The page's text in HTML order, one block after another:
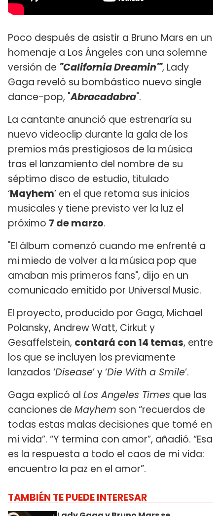
Poco después de asistir a Bruno Mars en un
homenaje a Los Ángeles con una solemne
versión de "California Dreamin'", Lady
Gaga reveló su bombástico nuevo single
dance-pop, "Abracadabra".
La cantante anunció que estrenaría su
nuevo videoclip durante la gala de los
premios más prestigiosos de la música
tras el lanzamiento del nombre de su
séptimo disco de estudio, titulado
‘Mayhem’ en el que retoma sus inicios
musicales y tiene previsto ver la luz el
próximo 7 de marzo.
"El álbum comenzó cuando me enfrenté a
mi miedo de volver a la música pop que
amaban mis primeros fans", dijo en un
comunicado emitido por Universal Music.
El proyecto, producido por Gaga, Michael
Polansky, Andrew Watt, Cirkut y
Gesaffelstein, contará con 14 temas, entre
los que se incluyen los previamente
lanzados ‘Disease’ y ‘Die With a Smile’.
Gaga explicó al Los Angeles Times que las
canciones de Mayhem son “recuerdos de
todas estas malas decisiones que tomé en
mi vida”. “Y termina con amor”, añadió. “Esa
es la respuesta a todo el caos de mi vida:
encuentro la paz en el amor”.
TAMBIÉN TE PUEDE INTERESAR